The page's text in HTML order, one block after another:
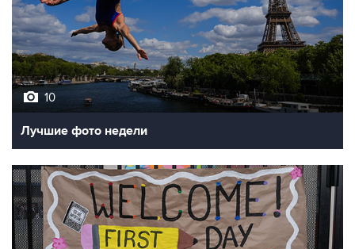
10
Лучшие фото недели